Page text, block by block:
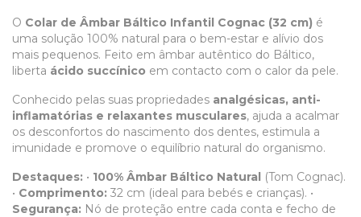
O Colar de Âmbar Báltico Infantil Cognac (32 cm) é
uma solução 100% natural para o bem-estar e alívio dos
mais pequenos. Feito em âmbar autêntico do Báltico,
liberta ácido succínico em contacto com o calor da pele.
Conhecido pelas suas propriedades analgésicas, anti-
inflamatórias e relaxantes musculares, ajuda a acalmar
os desconfortos do nascimento dos dentes, estimula a
imunidade e promove o equilíbrio natural do organismo.
Destaques: • 100% Âmbar Báltico Natural (Tom Cognac).
• Comprimento: 32 cm (ideal para bebés e crianças). •
Segurança: Nó de proteção entre cada conta e fecho de